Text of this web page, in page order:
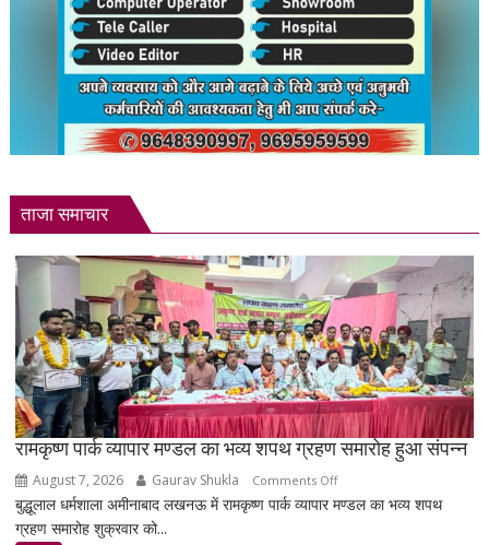
ताजा समाचार
रामकृष्ण पार्क व्यापार मण्डल का भव्य शपथ ग्रहण समारोह हुआ संपन्न
August 7, 2026 Gaurav Shukla Comments Offon
रामकृष्ण
बुद्धूलाल धर्मशाला अमीनाबाद लखनऊ में रामकृष्ण पार्क व्यापार मण्डल का भव्य शपथ
ग्रहण समारोह शुक्रवार को...